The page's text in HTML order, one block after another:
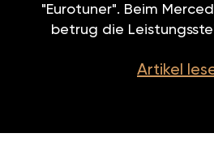
"Eurotuner". Beim
betrug die
Artikel